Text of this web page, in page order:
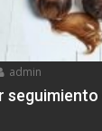
admin